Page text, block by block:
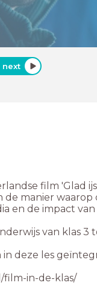
next
film 'Glad
manier
en de impact
van klas 3
deze les
film-in-de-klas/